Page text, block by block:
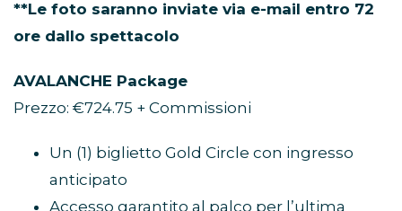
**Le foto saranno inviate via e-mail entro 72
ore dallo spettacolo
AVALANCHE Package
Prezzo: €724.75 + Commissioni
Un (1) biglietto Gold Circle con ingresso
anticipato
Accesso garantito al palco per l’ultima